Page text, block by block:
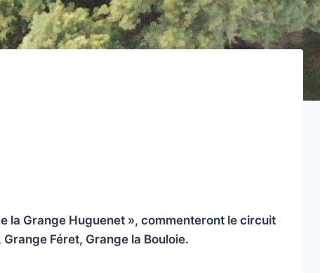
la Grange Huguenet », commenteront le circuit
Féret, Grange la Bouloie.